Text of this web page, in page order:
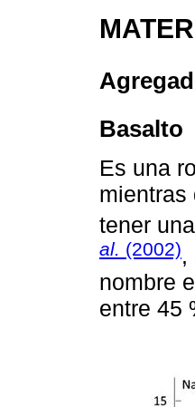
Basalto
Es una
mientras
tener
al. (2002),
nombre
entre 45